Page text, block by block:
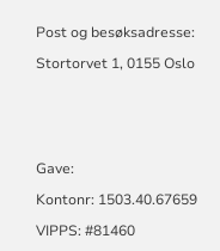
Post og besøksadresse:
Stortorvet 1, 0155 Oslo
Gave:
Kontonr: 1503.40.67659
VIPPS: #81460